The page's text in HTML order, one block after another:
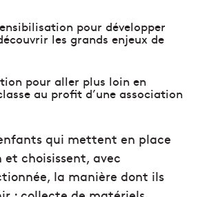
pour développer
les grands enjeux de
pour aller plus loin en
au profit d’une association
qui mettent en place
choisissent, avec
la manière dont ils